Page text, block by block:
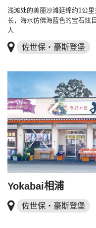
浅滩处的美丽沙滩延绵约1公里
长，海水仿佛海蓝色的宝石炫
人
佐世保・豪斯登堡
Yokabai相浦
佐世保・豪斯登堡